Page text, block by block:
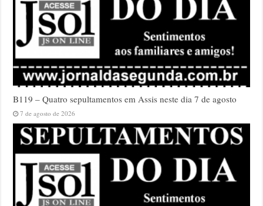
B119 – Quatro sepultamentos em Assis neste dia 7 de agosto
7 de agosto de 2026